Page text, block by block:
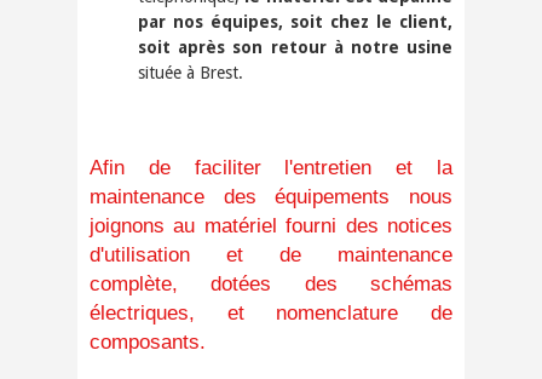
par nos équipes, soit chez le client,
soit après son retour à notre usine
située à Brest.
​Afin de faciliter l'entretien et la
maintenance des équipements nous
joignons au matériel fourni des notices
d'utilisation et de maintenance
complète, dotées des schémas
électriques, et nomenclature de
composants.